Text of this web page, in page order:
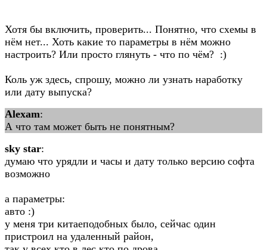
Хотя бы включить, проверить... Понятно, что схемы в
нём нет... Хоть какие то параметры в нём можно
настроить? Или просто глянуть - что по чём? :)
Коль уж здесь, спрошу, можно ли узнать наработку
или дату выпуска?
Alexam:
А что там может быть не понятным?
sky star:
думаю что урядли и часы и дату только версию софта
возможно
а параметры:
авто :)
у меня три китаеподобных было, сейчас один
пристроил на удаленный район,